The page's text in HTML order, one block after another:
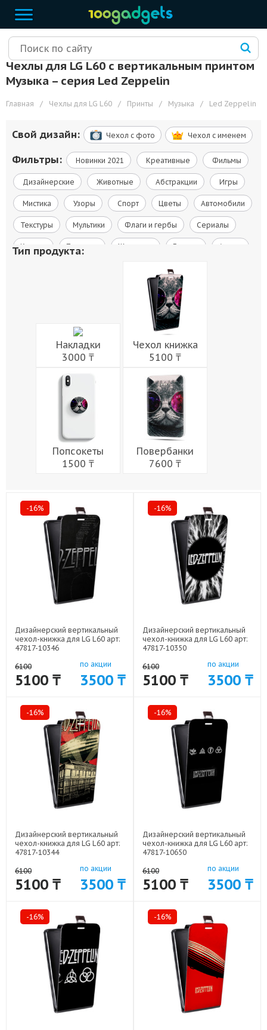
Чехлы для LG L60 с вертикальным принтом
Музыка – cерия Led Zeppelin
Главная / Чехлы для LG L60 / Принты / Музыка / Led Zeppelin
Свой дизайн: Чехол c фото Чехол c именем
Фильтры: Новинки 2021 Креативные Фильмы
Дизайнерские Животные Абстракции Игры
Мистика Узоры Спорт Цветы Автомобили
Текстуры Мультики Флаги и гербы Сериалы
Космос Природа Живопись Города Армия
Еда
Тип продукта:
Накладки
3000 ₸
Чехол книжка
5100 ₸
Попсокеты
1500 ₸
Повербанки
7600 ₸
-16%
Дизайнерский вертикальный
чехол-книжка для LG L60 арт:
47817-10346
6100
5100 ₸
по акции
3500 ₸
-16%
Дизайнерский вертикальный
чехол-книжка для LG L60 арт:
47817-10350
6100
5100 ₸
по акции
3500 ₸
-16%
Дизайнерский вертикальный
чехол-книжка для LG L60 арт:
47817-10344
6100
5100 ₸
по акции
3500 ₸
-16%
Дизайнерский вертикальный
чехол-книжка для LG L60 арт:
47817-10650
6100
5100 ₸
по акции
3500 ₸
-16% -16%